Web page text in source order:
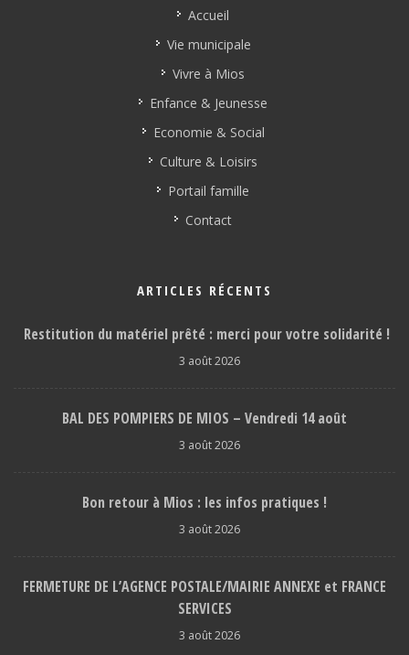
Accueil
Vie municipale
Vivre à Mios
Enfance & Jeunesse
Economie & Social
Culture & Loisirs
Portail famille
Contact
ARTICLES RÉCENTS
Restitution du matériel prêté : merci pour votre solidarité !
3 août 2026
BAL DES POMPIERS DE MIOS – Vendredi 14 août
3 août 2026
Bon retour à Mios : les infos pratiques !
3 août 2026
FERMETURE DE L’AGENCE POSTALE/MAIRIE ANNEXE et FRANCE
SERVICES
3 août 2026